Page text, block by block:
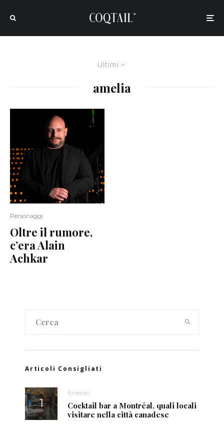
Ultimi
amelia
Personaggi
Oltre il rumore,
c’era Alain
Achkar
Articoli Consigliati
Itinerari
Cocktail bar a Montréal, quali locali
visitare nella città canadese